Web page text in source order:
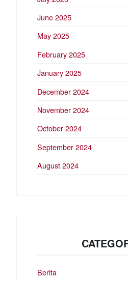
June 2025
May 2025
February 2025
January 2025
December 2024
November 2024
October 2024
September 2024
August 2024
Berita